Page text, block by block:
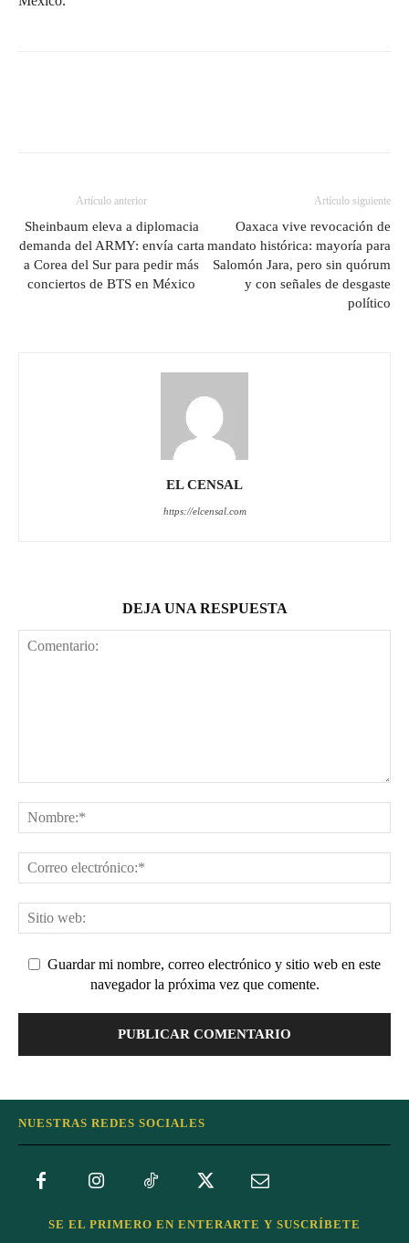
Artículo anterior
Sheinbaum eleva a diplomacia
demanda del ARMY: envía carta
a Corea del Sur para pedir más
conciertos de BTS en México
Artículo siguiente
Oaxaca vive revocación de
mandato histórica: mayoría para
Salomón Jara, pero sin quórum
y con señales de desgaste
político
EL CENSAL
https://elcensal.com
DEJA UNA RESPUESTA
Guardar mi nombre, correo electrónico y sitio web en este
navegador la próxima vez que comente.
NUESTRAS REDES SOCIALES
SE EL PRIMERO EN ENTERARTE Y SUSCRÍBETE